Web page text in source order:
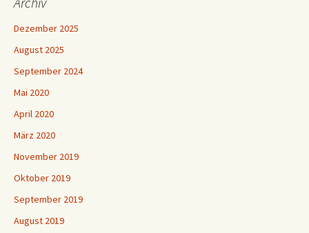
Dezember 2025
August 2025
September 2024
Mai 2020
April 2020
März 2020
November 2019
Oktober 2019
September 2019
August 2019